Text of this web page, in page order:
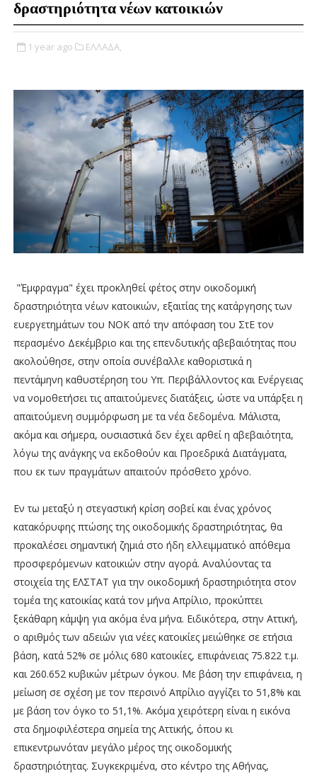
δραστηριότητα νέων κατοικιών
1 year ago ΕΛΛΑΔΑ,
"Έμφραγμα" έχει προκληθεί φέτος στην οικοδομική
δραστηριότητα νέων κατοικιών, εξαιτίας της κατάργησης των
ευεργετημάτων του ΝΟΚ από την απόφαση του ΣτΕ τον
περασμένο Δεκέμβριο και της επενδυτικής αβεβαιότητας που
ακολούθησε, στην οποία συνέβαλλε καθοριστικά η
πεντάμηνη καθυστέρηση του Υπ. Περιβάλλοντος και Ενέργειας
να νομοθετήσει τις απαιτούμενες διατάξεις, ώστε να υπάρξει η
απαιτούμενη συμμόρφωση με τα νέα δεδομένα. Μάλιστα,
ακόμα και σήμερα, ουσιαστικά δεν έχει αρθεί η αβεβαιότητα,
λόγω της ανάγκης να εκδοθούν και Προεδρικά Διατάγματα,
που εκ των πραγμάτων απαιτούν πρόσθετο χρόνο.
Εν τω μεταξύ η στεγαστική κρίση σοβεί και ένας χρόνος
κατακόρυφης πτώσης της οικοδομικής δραστηριότητας, θα
προκαλέσει σημαντική ζημιά στο ήδη ελλειμματικό απόθεμα
προσφερόμενων κατοικιών στην αγορά. Αναλύοντας τα
στοιχεία της ΕΛΣΤΑΤ για την οικοδομική δραστηριότητα στον
τομέα της κατοικίας κατά τον μήνα Απρίλιο, προκύπτει
ξεκάθαρη κάμψη για ακόμα ένα μήνα. Ειδικότερα, στην Αττική,
ο αριθμός των αδειών για νέες κατοικίες μειώθηκε σε ετήσια
βάση, κατά 52% σε μόλις 680 κατοικίες, επιφάνειας 75.822 τ.μ.
και 260.652 κυβικών μέτρων όγκου. Με βάση την επιφάνεια, η
μείωση σε σχέση με τον περσινό Απρίλιο αγγίζει το 51,8% και
με βάση τον όγκο το 51,1%. Ακόμα χειρότερη είναι η εικόνα
στα δημοφιλέστερα σημεία της Αττικής, όπου κι
επικεντρωνόταν μεγάλο μέρος της οικοδομικής
δραστηριότητας. Συγκεκριμένα, στο κέντρο της Αθήνας,